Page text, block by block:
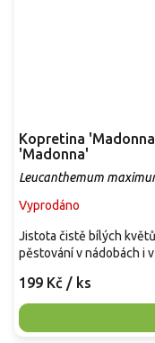
Kopretina
'Madonna'
Leucanthemum
Vyprodáno
199 Kč / ks
Jistota čistě bílých
pěstování v nádobách i